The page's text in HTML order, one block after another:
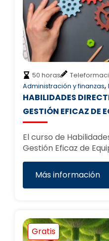
50 horas
Administración y finanzas,
HABILIDADES
GESTIÓN EFICAZ DE
El curso de
Gestión Eficaz de
Más información
Gratis